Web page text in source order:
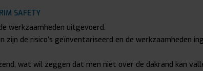
SAFETY
werkzaamheden uitgevoerd:
zijn de risico’s geïnventariseerd en de werkzaamheden
wat wil zeggen dat men niet over de dakrand kan